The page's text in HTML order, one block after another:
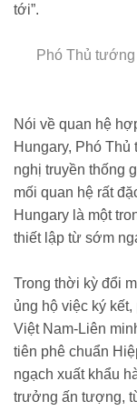
tới”.
Phó Thủ
Nói về quan hệ
Hungary, Phó
nghị truyền thống
mối quan hệ rất
Hungary là một
thiết lập từ sớm
Trong thời kỳ đổi
ủng hộ việc ký
Việt Nam-Liên
tiên phê chuẩn
ngạch xuất khẩu
trưởng ấn tượng,